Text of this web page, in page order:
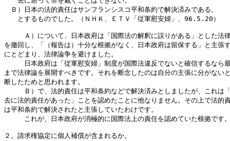
Ｂ）日本の法的責任はサンフランシスコ平和条約で解決済みである。
とするものでした。（ＮＨＫ、ＥＴＶ「従軍慰安婦」、96.5.20）
Ａ）について、日本政府は「国際法の解釈に誤りがある」とした法
を撤回し、「（報告は）十分な根拠がなく、日本政府は留保する」と主張
にとどまり、法律論争を避けました。
日本政府は「従軍慰安婦」制度が国際法違反でないと確信するなら
まで法律論を展開すべきです。それを断念したのは自分の主張に分がない
断したためと思われます。
Ｂ）で、法的責任は平和条約などで解決済みとしましたが、これは
去に法的責任があった」ことを認めたことに他なりません。その上で法的
は平和条約で解決されたと主張していたわけです。
これが、日本政府が消極的に国際法上の責任を認めていた根拠です
２。請求権協定に個人補償が含まれるか。